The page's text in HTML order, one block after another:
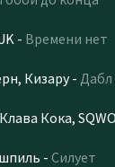
- Времени нет
Кизару- Дабл
Кока,
- Силует